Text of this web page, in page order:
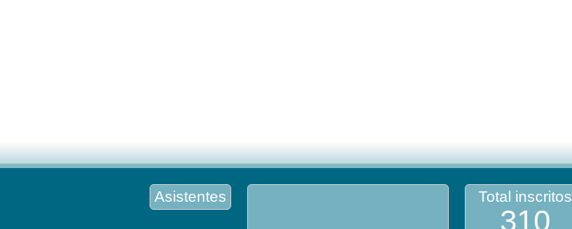
Asistentes Total inscritos
310